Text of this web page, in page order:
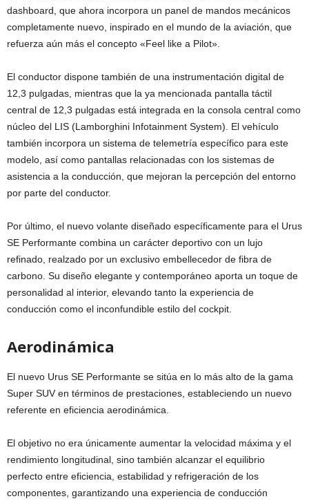
dashboard, que ahora incorpora un panel de mandos mecánicos
completamente nuevo, inspirado en el mundo de la aviación, que
refuerza aún más el concepto «Feel like a Pilot».
El conductor dispone también de una instrumentación digital de
12,3 pulgadas, mientras que la ya mencionada pantalla táctil
central de 12,3 pulgadas está integrada en la consola central como
núcleo del LIS (Lamborghini Infotainment System). El vehículo
también incorpora un sistema de telemetría específico para este
modelo, así como pantallas relacionadas con los sistemas de
asistencia a la conducción, que mejoran la percepción del entorno
por parte del conductor.
Por último, el nuevo volante diseñado específicamente para el Urus
SE Performante combina un carácter deportivo con un lujo
refinado, realzado por un exclusivo embellecedor de fibra de
carbono. Su diseño elegante y contemporáneo aporta un toque de
personalidad al interior, elevando tanto la experiencia de
conducción como el inconfundible estilo del cockpit.
Aerodinámica
El nuevo Urus SE Performante se sitúa en lo más alto de la gama
Super SUV en términos de prestaciones, estableciendo un nuevo
referente en eficiencia aerodinámica.
El objetivo no era únicamente aumentar la velocidad máxima y el
rendimiento longitudinal, sino también alcanzar el equilibrio
perfecto entre eficiencia, estabilidad y refrigeración de los
componentes, garantizando una experiencia de conducción